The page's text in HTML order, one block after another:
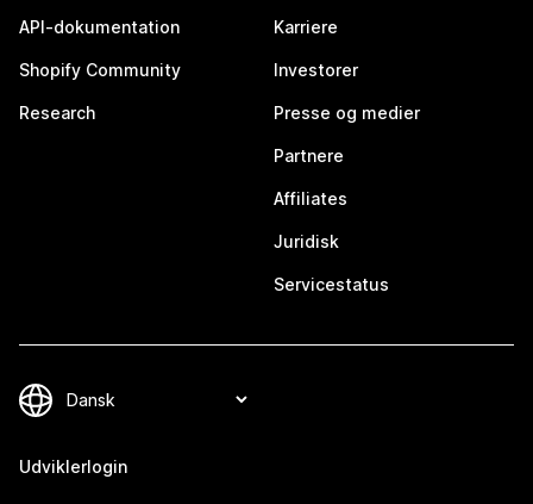
API-dokumentation
Shopify Community
Research
Karriere
Investorer
Presse og medier
Partnere
Affiliates
Juridisk
Servicestatus
Udviklerlogin